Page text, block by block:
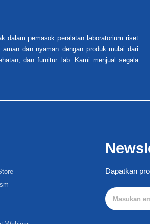
dalam pemasok peralatan laboratorium riset
dan nyaman dengan produk mulai dari
dan furnitur lab. Kami menjual segala
Dapatkan